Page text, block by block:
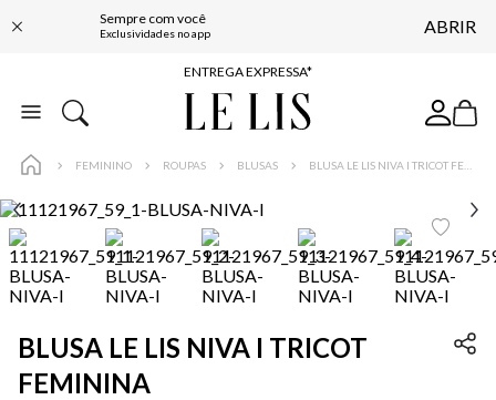
Sempre com você
Exclusividades no app ABRIR
COMPRE ONLINE E RETIRE EM LOJA*
ENTREGA EXPRESSA*
FRETE GRÁTIS*
FEMININO ROUPAS BLUSAS
BLUSA LE LIS NIVA I TRICOT
FEMININA